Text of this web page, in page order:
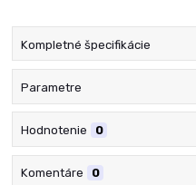
Kompletné špecifikácie
Parametre
Hodnotenie 0
Komentáre 0